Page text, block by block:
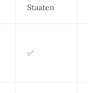
Staaten
✅